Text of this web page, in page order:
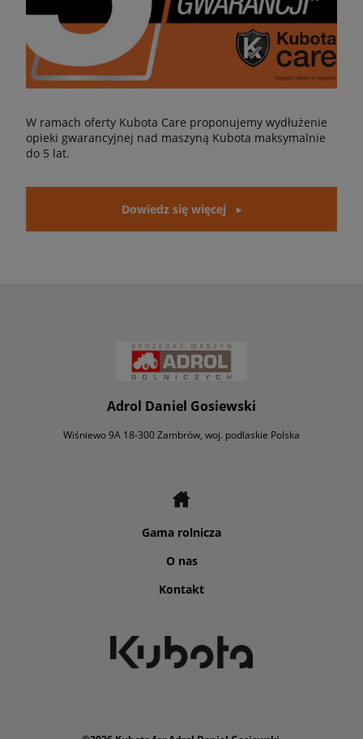
W ramach oferty Kubota Care proponujemy wydłużenie
opieki gwarancyjnej nad maszyną Kubota maksymalnie
do 5 lat.
Dowiedz się więcej
Adrol Daniel Gosiewski
Wiśniewo 9A 18-300 Zambrów, woj. podlaskie Polska
Gama rolnicza
O nas
Kontakt